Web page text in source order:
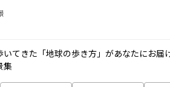
てきた「地球の歩き方」があなたにお届
集